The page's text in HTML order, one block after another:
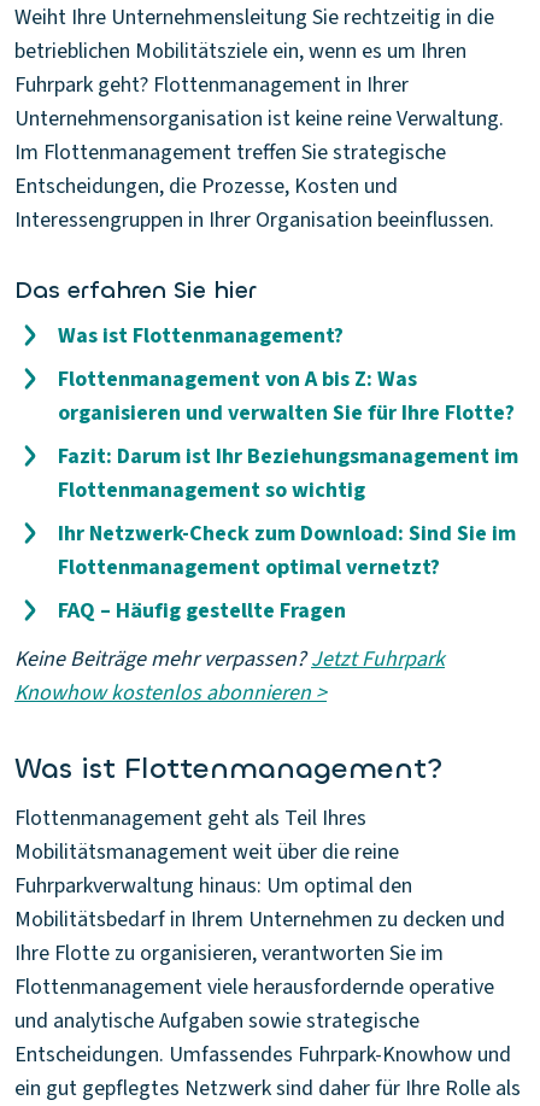
Weiht Ihre Unternehmensleitung Sie rechtzeitig in die
betrieblichen Mobilitätsziele ein, wenn es um Ihren
Fuhrpark geht? Flottenmanagement in Ihrer
Unternehmensorganisation ist keine reine Verwaltung.
Im Flottenmanagement treffen Sie strategische
Entscheidungen, die Prozesse, Kosten und
Interessengruppen in Ihrer Organisation beeinflussen.
Das erfahren Sie hier
Was ist Flottenmanagement?
Flottenmanagement von A bis Z: Was
organisieren und verwalten Sie für Ihre Flotte?
Fazit: Darum ist Ihr Beziehungsmanagement im
Flottenmanagement so wichtig
Ihr Netzwerk-Check zum Download: Sind Sie im
Flottenmanagement optimal vernetzt?
FAQ – Häufig gestellte Fragen
Keine Beiträge mehr verpassen?Jetzt Fuhrpark
Knowhow kostenlos abonnieren >
Was ist Flottenmanagement?
Flottenmanagement geht als Teil Ihres
Mobilitätsmanagement weit über die reine
Fuhrparkverwaltung hinaus: Um optimal den
Mobilitätsbedarf in Ihrem Unternehmen zu decken und
Ihre Flotte zu organisieren, verantworten Sie im
Flottenmanagement viele herausfordernde operative
und analytische Aufgaben sowie strategische
Entscheidungen. Umfassendes Fuhrpark-Knowhow und
ein gut gepflegtes Netzwerk sind daher für Ihre Rolle als